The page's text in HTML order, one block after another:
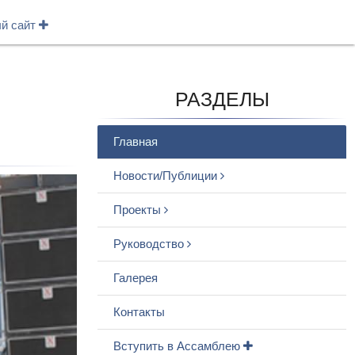
сайт
РАЗДЕЛЫ
Главная
Новости/Публиции
Проекты
Руководство
Галерея
Контакты
Вступить в Ассамблею